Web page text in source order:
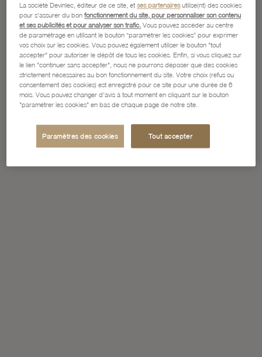
La société Devinlec, éditeur de ce site, etses partenairesutilise(nt) des cookies
pour s'assurer du bonfonctionnement du site, pour personnaliser son contenu
et ses publicités et pour analyser son trafic. Vous pouvez accéder au centre
de paramétrage en utilisant le bouton “paramétrer les cookies” pour exprimer
vos choix sur les cookies. Vous pouvez également utiliser le bouton "tout
accepter" pour autoriser le dépôt de tous les cookies. Enfin, si vous cliquez sur
le lien "continuer sans accepter", nous ne pourrons déposer que des cookies
strictement nécessaires au bon fonctionnement du site. Votre choix (refus ou
consentement des cookies) est enregistré pour ce site pour une durée de 6
mois. Vous pouvez changer d'avis à tout moment en cliquant sur le bouton
"paramétrer les cookies" en bas de chaque page de notre site.
Paramètres des cookies Tout accepter